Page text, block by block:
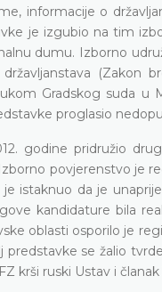
informacije o
je izgubio na tim
dumu. Izborno
(Zakon
Gradskog suda u
proglasio
godine pridružio
povjerenstvo je
istaknuo da je
kandidature bila
oblasti osporilo je
predstavke se žalio
krši ruski Ustav i